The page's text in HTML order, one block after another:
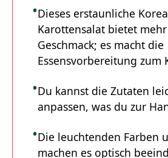
Dieses erstaunliche
Karottensalat bietet
Geschmack; es macht die
Essensvorbereitung zum
Du kannst die Zutaten
anpassen, was du zur
Die leuchtenden Farben
machen es optisch